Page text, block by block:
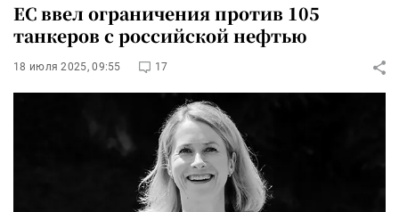
ЕС ввел ограничения против 105
танкеров с российской нефтью
18 июля 2025, 09:55 17